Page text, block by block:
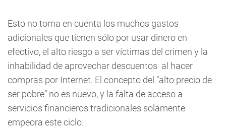
Esto no toma en cuenta los muchos gastos
adicionales que tienen sólo por usar dinero en
efectivo, el alto riesgo a ser víctimas del crimen y la
inhabilidad de aprovechar descuentos al hacer
compras por Internet. El concepto del “alto precio de
ser pobre” no es nuevo, y la falta de acceso a
servicios financieros tradicionales solamente
empeora este ciclo.